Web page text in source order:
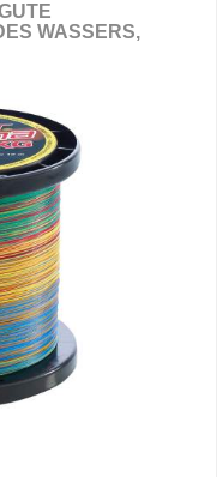
WASSERS, U